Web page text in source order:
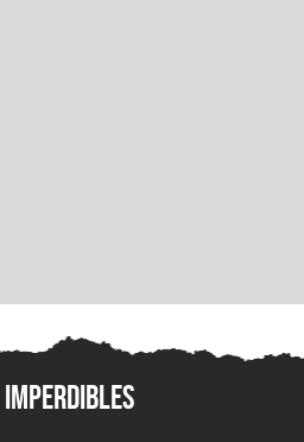
Imperdibles